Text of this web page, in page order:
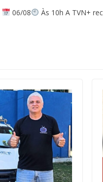
06/08
Às 10h A TVN+